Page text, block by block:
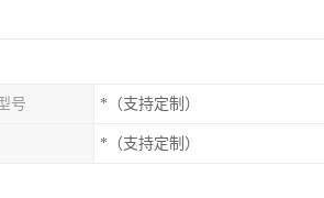
号 *（支持定制）
*（支持定制）